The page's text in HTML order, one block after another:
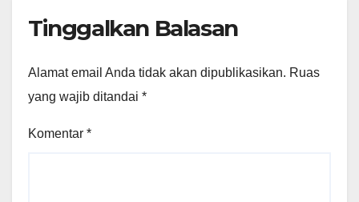
Tinggalkan Balasan
Alamat email Anda tidak akan dipublikasikan. Ruas
yang wajib ditandai *
Komentar *